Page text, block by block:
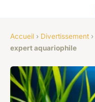
Accueil › Divertissement ›
expert aquariophile